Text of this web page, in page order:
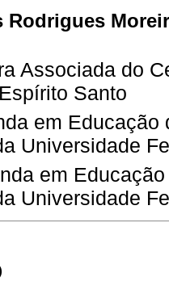
Rodrigues
Associada do
Santo
em
Universidade
em
Universidade